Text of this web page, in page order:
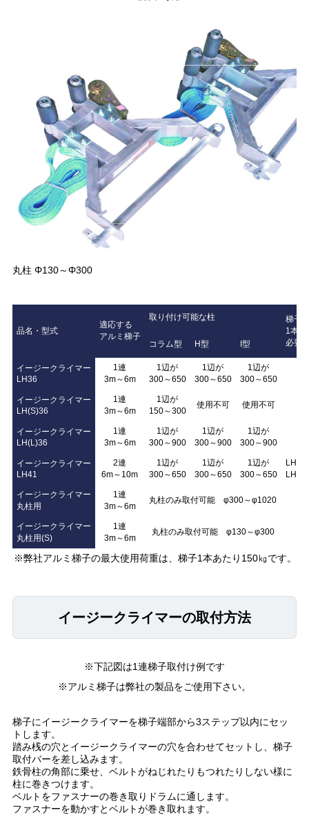
丸柱 Φ130～Φ300
品名・型式
適応する
アルミ梯子
取り付け可能な柱
梯子
1本当
必要
コラム型 H型 I型
イージークライマー
LH36
1連
3m～6m
1辺が
300～650
1辺が
300～650
1辺が
300～650
イージークライマー
LH(S)36
1連
3m～6m
1辺が
150～300
使用不可 使用不可
イージークライマー
LH(L)36
1連
3m～6m
1辺が
300～900
1辺が
300～900
1辺が
300～900
イージークライマー
LH41
2連
6m～10m
1辺が
300～650
1辺が
300～650
1辺が
300～650
イージークライマー
丸柱用
1連
3m～6m
丸柱のみ取付可能 φ300～φ1020
イージークライマー
丸柱用(S)
1連
3m～6m
丸柱のみ取付可能 φ130～φ300
※弊社アルミ梯子の最大使用荷重は、梯子1本あたり150㎏です。
イージークライマーの取付方法
※下記図は1連梯子取付け例です
※アルミ梯子は弊社の製品をご使用下さい。
梯子にイージークライマーを梯子端部から3ステップ以内にセッ
トします。
踏み桟の穴とイージークライマーの穴を合わせてセットし、梯子
取付バーを差し込みます。
鉄骨柱の角部に乗せ、ベルトがねじれたりもつれたりしない様に
柱に巻きつけます。
ベルトをファスナーの巻き取りドラムに通します。
ファスナーを動かすとベルトが巻き取れます。